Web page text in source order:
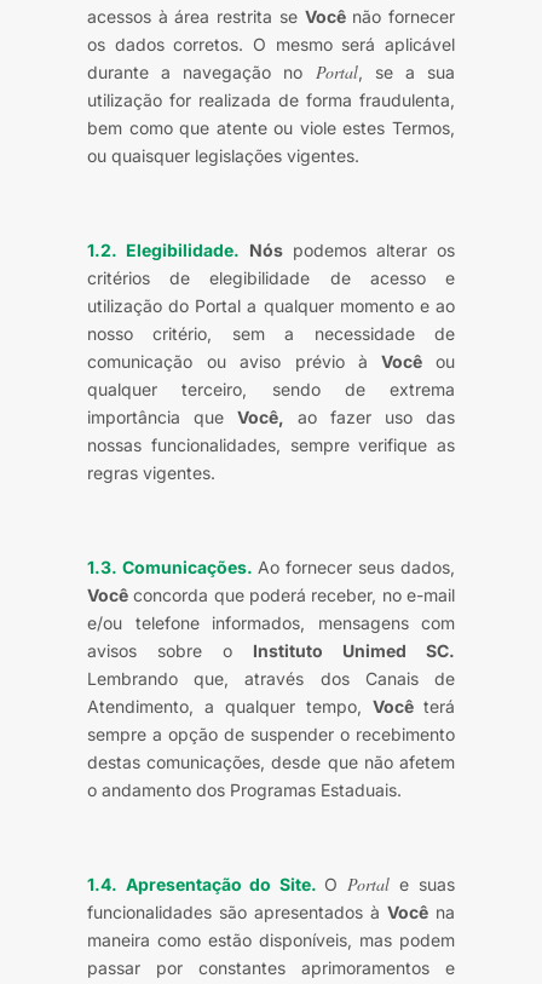
acessos à área restrita se Vocênão fornecer
os dados corretos. O mesmo será aplicável
durante a navegação no Portal, se a sua
utilização for realizada de forma fraudulenta,
bem como que atente ou viole estes Termos,
ou quaisquer legislações vigentes.
1.2. Elegibilidade. Nós podemos alterar os
critérios de elegibilidade de acesso e
utilização do Portal a qualquer momento e ao
nosso critério, sem a necessidade de
comunicação ou aviso prévio à Vocêou
qualquer terceiro, sendo de extrema
importância que Você,
ao fazer uso das
nossas funcionalidades, sempre verifique as
regras vigentes.
1.3. Comunicações. Ao fornecer seus dados,
Você concorda que poderá receber, no e-mail
e/ou telefone informados, mensagens com
avisos sobre o Instituto Unimed SC.
Lembrando que, através dos Canais de
Atendimento, a qualquer tempo, Você terá
sempre a opção de suspender o recebimento
destas comunicações, desde que não afetem
o andamento dos Programas Estaduais.
1.4. Apresentação do Site. O Portale suas
funcionalidades são apresentados à Você na
maneira como estão disponíveis, mas podem
passar por constantes aprimoramentos e